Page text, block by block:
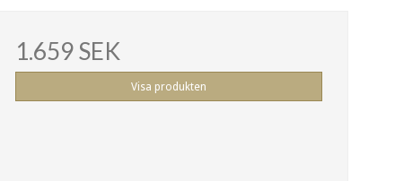
1.659 SEK
Visa produkten